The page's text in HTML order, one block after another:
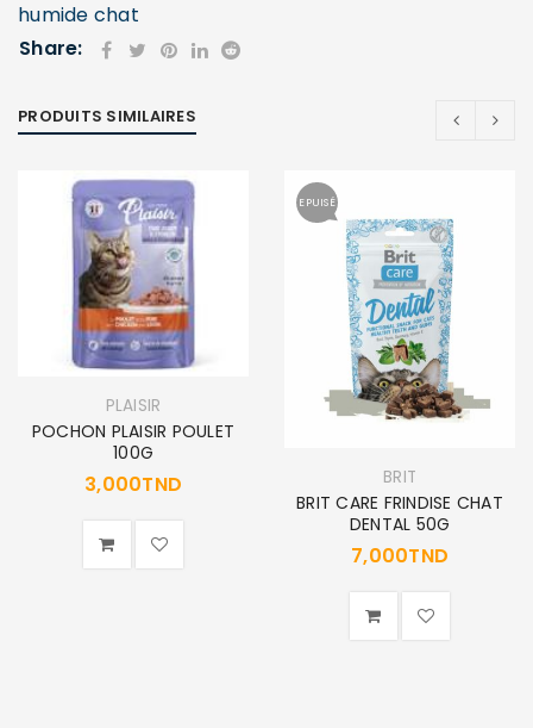
humide chat
Share:
PRODUITS SIMILAIRES
PLAISIR
POCHON PLAISIR POULET
100G
3,000TND
EPUISÉ
BRIT
BRIT CARE FRINDISE CHAT
DENTAL 50G
7,000TND